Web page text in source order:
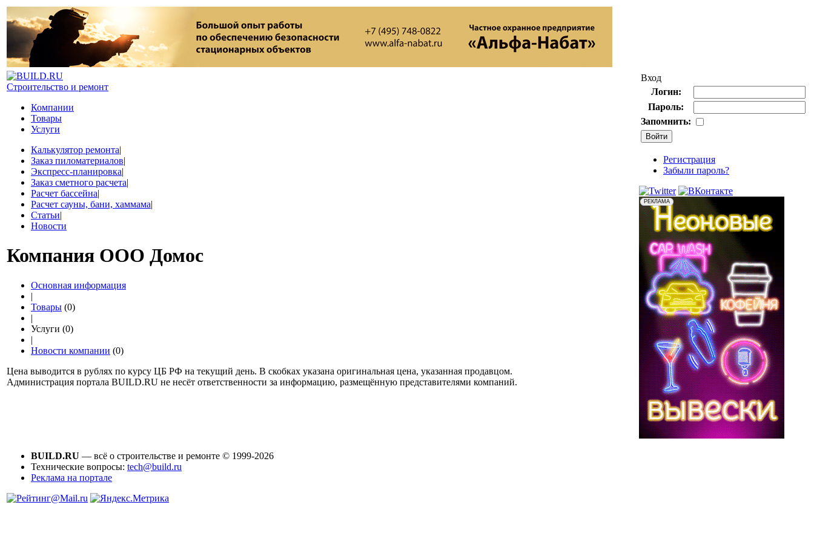
Строительство и ремонт
Компании
Товары
Услуги
Калькулятор ремонта|
Заказ пиломатериалов|
Экспресс-планировка|
Заказ сметного расчета|
Расчет бассейна|
Расчет сауны, бани, хаммама|
Статьи|
Новости
Компания ООО Домос
Основная информация
|
Товары (0)
|
Услуги (0)
|
Новости компании (0)
Цена выводится в рублях по курсу ЦБ РФ на текущий день. В скобках указана оригинальная цена, указанная продавцом.
Администрация портала BUILD.RU не несёт ответственности за информацию, размещённую представителями компаний.
Вход
Логин:
Пароль:
Запомнить:
Регистрация
Забыли пароль?
BUILD.RU — всё о строительстве и ремонте © 1999-2026
Технические вопросы: tech@build.ru
Реклама на портале